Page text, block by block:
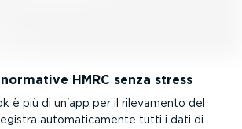
HMRC senza stress
è più di un'app per il rilevamento del
automa­ti­ca­mente tutti i dati di